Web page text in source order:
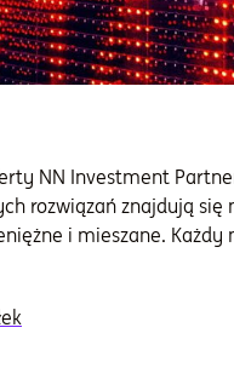
NN Investment
rozwiązań znajdują się
i mieszane. Każdy